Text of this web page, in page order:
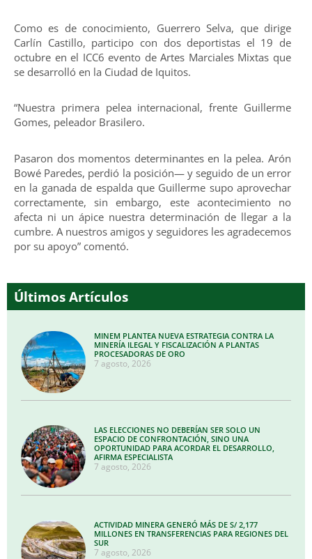
Como es de conocimiento, Guerrero Selva, que dirige
Carlín Castillo, participo con dos deportistas el 19 de
octubre en el ICC6 evento de Artes Marciales Mixtas que
se desarrolló en la Ciudad de Iquitos.
“Nuestra primera pelea internacional, frente Guillerme
Gomes, peleador Brasilero.
Pasaron dos momentos determinantes en la pelea. Arón
Bowé Paredes, perdió la posición— y seguido de un error
en la ganada de espalda que Guillerme supo aprovechar
correctamente, sin embargo, este acontecimiento no
afecta ni un ápice nuestra determinación de llegar a la
cumbre. A nuestros amigos y seguidores les agradecemos
por su apoyo” comentó.
Últimos Artículos
MINEM PLANTEA NUEVA ESTRATEGIA CONTRA LA
MINERÍA ILEGAL Y FISCALIZACIÓN A PLANTAS
PROCESADORAS DE ORO
7 agosto, 2026
LAS ELECCIONES NO DEBERÍAN SER SOLO UN
ESPACIO DE CONFRONTACIÓN, SINO UNA
OPORTUNIDAD PARA ACORDAR EL DESARROLLO,
AFIRMA ESPECIALISTA
7 agosto, 2026
ACTIVIDAD MINERA GENERÓ MÁS DE S/ 2,177
MILLONES EN TRANSFERENCIAS PARA REGIONES DEL
SUR
7 agosto, 2026